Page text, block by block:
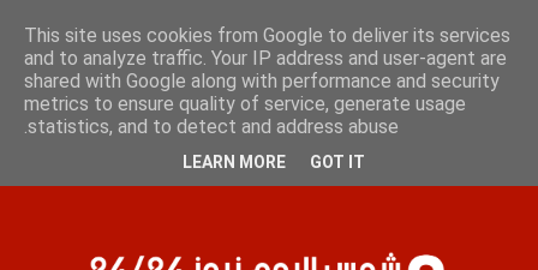
السبت 8 أغسطس 2026
الصفحات
This site uses cookies from Google to deliver its services
and to analyze traffic. Your IP address and user-agent are
shared with Google along with performance and security
metrics to ensure quality of service, generate usage
statistics, and to detect and address abuse.
LEARN MORE GOT IT